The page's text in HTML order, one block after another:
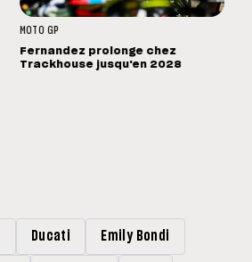
MOTO GP
Fernandez prolonge chez
Trackhouse jusqu'en 2028
Ducati Emily Bondi